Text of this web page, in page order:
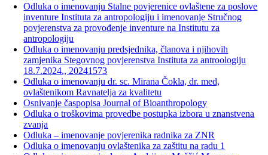
Odluka o imenovanju Stalne povjerenice ovlaštene za poslove
inventure Instituta za antropologiju i imenovanje Stručnog
povjerenstva za provođenje inventure na Institutu za
antropologiju
Odluka o imenovanju predsjednika, članova i njihovih
zamjenika Stegovnog povjerenstva Instituta za antroologiju
18.7.2024., 20241573
Odluka o imenovanju dr. sc. Mirana Čokla, dr. med,
ovlaštenikom Ravnatelja za kvalitetu
Osnivanje časpopisa Journal of Bioanthropology
Odluka o troškovima provedbe postupka izbora u znanstvena
zvanja
Odluka – imenovanje povjerenika radnika za ZNR
Odluka o imenovanju ovlaštenika za zaštitu na radu 1